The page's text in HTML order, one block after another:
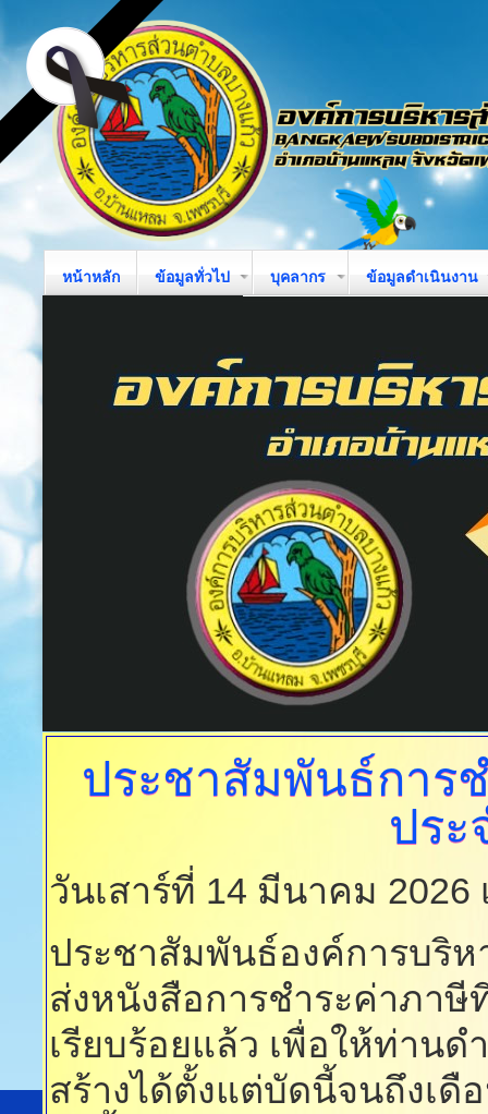
หน้าหลัก ข้อมูลทั่วไป บุคลากร ข้อมูลดำเนินงาน
ประชาสัมพันธ์การ
ประ
วันเสาร์ที่ 14 มีนาคม 2026
ประชาสัมพันธ์องค์การบริห
ส่งหนังสือการชำระค่าภาษี
เรียบร้อยแล้ว เพื่อให้ท่าน
สร้างได้ตั้งแต่บัดนี้จนถึงเ